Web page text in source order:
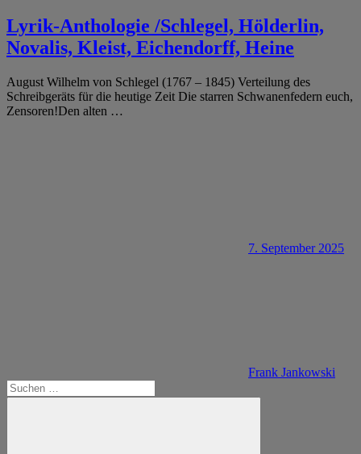
Lyrik-Anthologie /Schlegel, Hölderlin,
Novalis, Kleist, Eichendorff, Heine
August Wilhelm von Schlegel (1767 – 1845) Verteilung des
Schreibgeräts für die heutige Zeit Die starren Schwanenfedern euch,
Zensoren!Den alten …
7. September 2025
Frank Jankowski
Suchen
nach: